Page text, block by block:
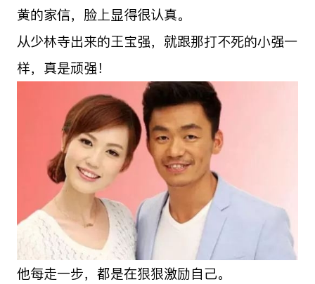
黄的家信，脸上显得很认真。
从少林寺出来的王宝强，就跟那打不死的小强一
样，真是顽强！
他每走一步，都是在狠狠激励自己。